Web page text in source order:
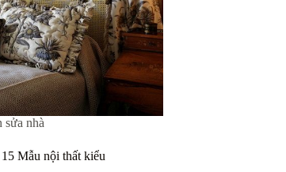
sửa nhà
Mẫu nội thất kiểu